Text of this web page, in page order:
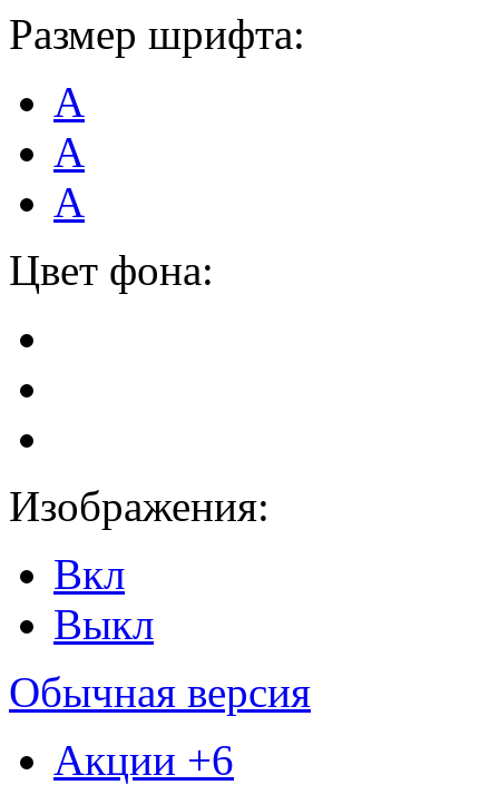
Размер шрифта:
А
А
А
Цвет фона:
Изображения:
Вкл
Выкл
Обычная версия
Акции +6